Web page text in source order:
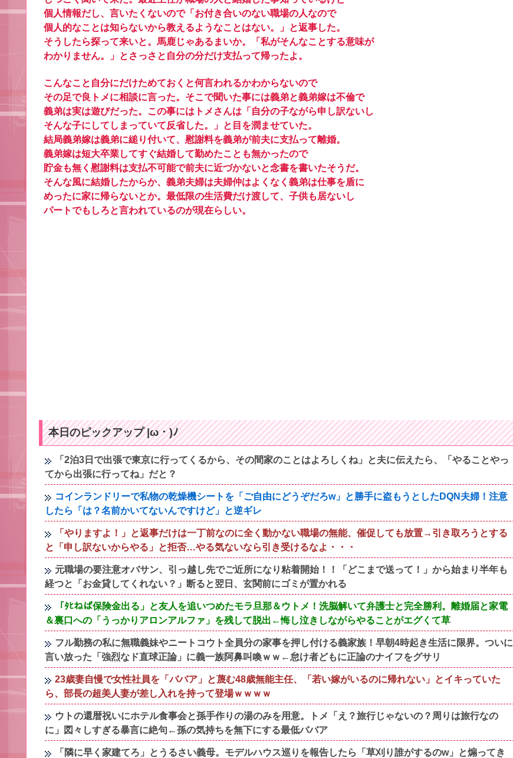
個人情報だし、言いたくないので「お付き合いのない職場の人なので
個人的なことは知らないから教えるようなことはない。」と返事した。
そうしたら探って来いと。馬鹿じゃあるまいか。「私がそんなことする意味が
わかりません。」とさっさと自分の分だけ支払って帰ったよ。
こんなこと自分にだけためておくと何言われるかわからないので
その足で良トメに相談に言った。そこで聞いた事には義弟と義弟嫁は不倫で
義弟は実は遊びだった。この事にはトメさんは「自分の子ながら申し訳ないし
そんな子にしてしまっていて反省した。」と目を潤ませていた。
結局義弟嫁は義弟に縋り付いて、慰謝料を義弟が前夫に支払って離婚。
義弟嫁は短大卒業してすぐ結婚して勤めたことも無かったので
貯金も無く慰謝料は支払不可能で前夫に近づかないと念書を書いたそうだ。
そんな風に結婚したからか、義弟夫婦は夫婦仲はよくなく義弟は仕事を盾に
めったに家に帰らないとか。最低限の生活費だけ渡して、子供も居ないし
パートでもしろと言われているのが現在らしい。
本日のピックアップ |ω・)ﾉ
「2泊3日で出張で東京に行ってくるから、その間家のことはよろしくね」と夫に伝えたら、「やることやっ
てから出張に行ってね」だと？
コインランドリーで私物の乾燥機シートを「ご自由にどうぞだろw」と勝手に盗もうとしたDQN夫婦！注意
したら「は？名前かいてないんですけど」と逆ギレ
「やりますよ！」と返事だけは一丁前なのに全く動かない職場の無能、催促しても放置→引き取ろうとする
と「申し訳ないからやる」と拒否…やる気ないなら引き受けるなよ・・・
元職場の要注意オバサン、引っ越し先でご近所になり粘着開始！！「どこまで送って！」から始まり半年も
経つと「お金貸してくれない？」断ると翌日、玄関前にゴミが置かれる
「ﾀﾋねば保険金出る」と友人を追いつめたモラ旦那＆ウトメ！洗脳解いて弁護士と完全勝利。離婚届と家電
＆裏口への「うっかりアロンアルファ」を残して脱出←悔し泣きしながらやることがエグくて草
フル勤務の私に無職義妹やニートコウト全員分の家事を押し付ける義家族！早朝4時起き生活に限界。ついに
言い放った「強烈なド直球正論」に義一族阿鼻叫喚ｗｗ←怠け者どもに正論のナイフをグサリ
23歳妻自慢で女性社員を「ババア」と蔑む48歳無能主任、「若い嫁がいるのに帰れない」とイキっていた
ら、部長の超美人妻が差し入れを持って登場ｗｗｗｗ
ウトの還暦祝いにホテル食事会と孫手作りの湯のみを用意。トメ「え？旅行じゃないの？周りは旅行なの
に」図々しすぎる暴言に絶句←孫の気持ちを無下にする最低ババア
「隣に早く家建てろ」とうるさい義母。モデルハウス巡りを報告したら「草刈り誰がするのw」と煽ってき